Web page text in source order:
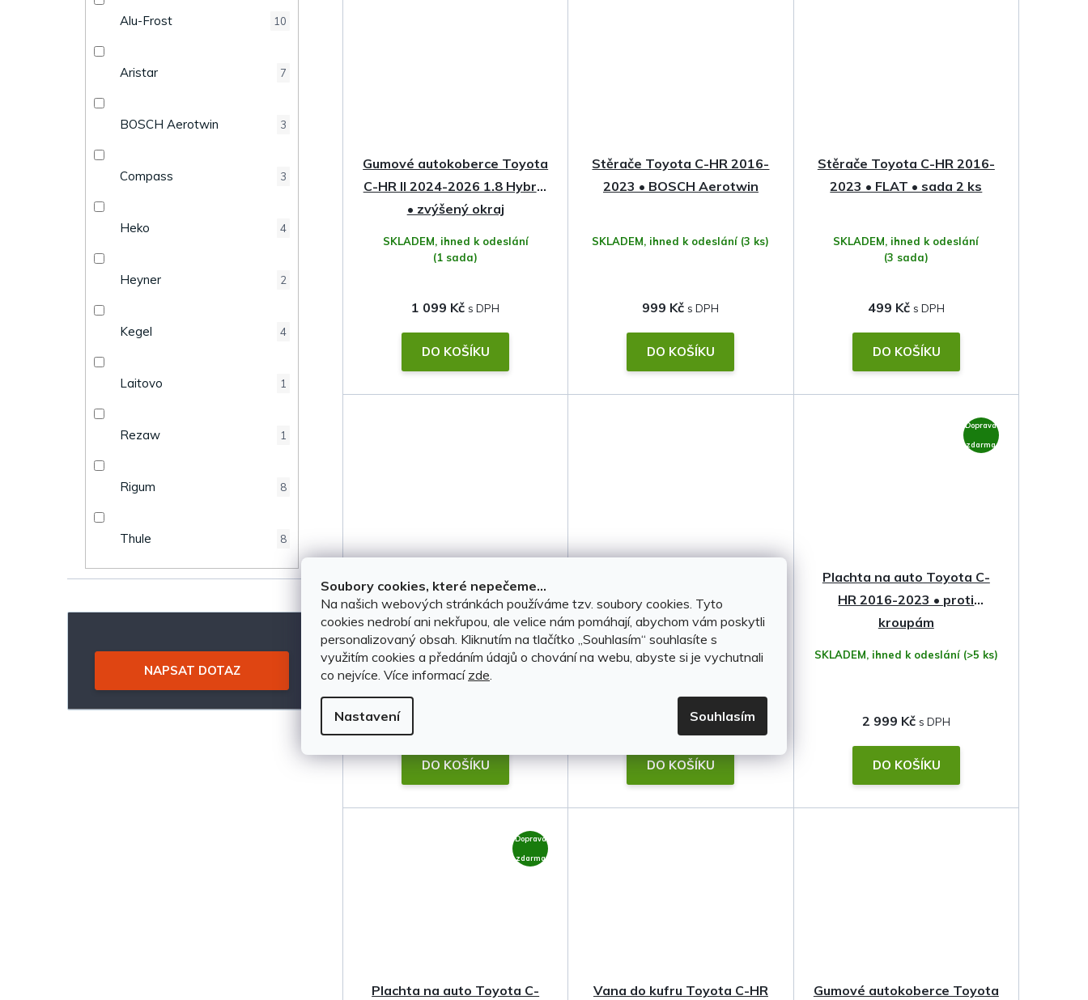
Soubory cookies, které nepečeme...
Na našich webových stránkách používáme tzv. soubory cookies. Tyto
cookies nedrobí ani nekřupou, ale velice nám pomáhají, abychom vám poskytli
personalizovaný obsah. Kliknutím na tlačítko ,,Souhlasím“ souhlasíte s
využitím cookies a předáním údajů o chování na webu, abyste si je vychutnali
co nejvíce. Více informací zde.
Nastavení Souhlasím
Alu-Frost 10
Aristar 7
BOSCH Aerotwin 3
Compass 3
Heko 4
Heyner 2
Kegel 4
Laitovo 1
Rezaw 1
Rigum 8
Thule 8
NAPSAT DOTAZ
Gumové autokoberce Toyota
C-HR II 2024-2026 1.8 Hybrid
• zvýšený okraj
SKLADEM, ihned k odeslání
(1 sada)
1 099 Kč
DO KOŠÍKU
Stěrače Toyota C-HR 2016-
2023 • BOSCH Aerotwin
SKLADEM, ihned k odeslání (3 ks)
999 Kč
DO KOŠÍKU
Stěrače Toyota C-HR 2016-
2023 • FLAT • sada 2 ks
SKLADEM, ihned k odeslání
(3 sada)
499 Kč
DO KOŠÍKU
Vana do kufru Toyota C-HR II
2024-2026 Hybrid • zvýšený
okraj
SKLADEM, ihned k odeslání(1 ks)
DO KOŠÍKU
2016-2023
SKLADEM, ihned k odeslání
DO KOŠÍKU
Doprava
zdarma
Plachta na auto Toyota C-
HR 2016-2023 • proti
kroupám
SKLADEM, ihned k odeslání (>5 ks)
2 999 Kč
DO KOŠÍKU
Doprava
zdarma
Plachta na auto Toyota C-
Vana do kufru Toyota C-HR
Gumové autokoberce Toyota